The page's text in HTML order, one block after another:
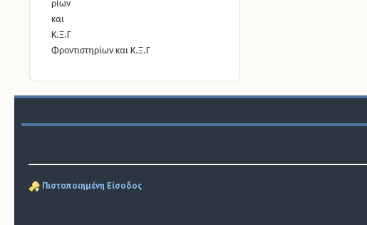
Φροντιστηρίων και Κ.Ξ.Γ
Πιστοποιημένη Είσοδος